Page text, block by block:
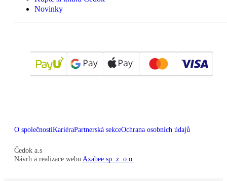
Novinky
O společnostiKariéraPartnerská sekceOchrana osobních údajů
Čedok a.s
Návrh a realizace webu Axabee sp. z. o.o.